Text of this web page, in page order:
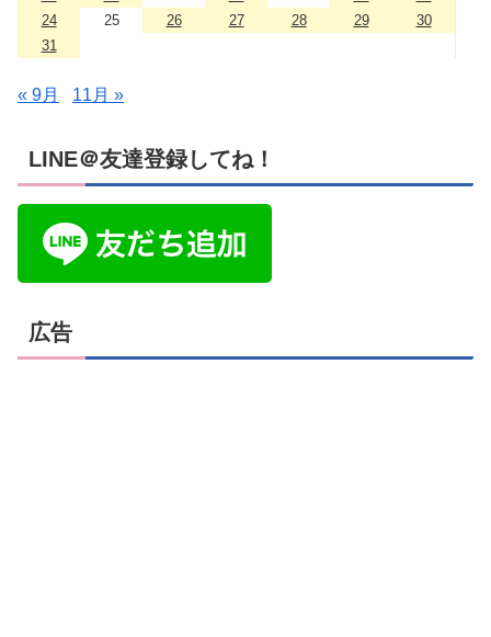
24
25 26 27 28 29
30
31
« 9月 11月 »
LINE＠友達登録してね！
広告